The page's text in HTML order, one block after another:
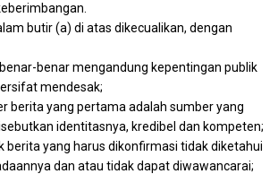
butir (a) di atas dikecualikan, dengan
benar mengandung kepentingan publik
mendesak;
berita yang pertama adalah sumber yang
identitasnya, kredibel dan kompeten;
berita yang harus dikonfirmasi tidak diketahui
dan atau tidak dapat diwawancarai;